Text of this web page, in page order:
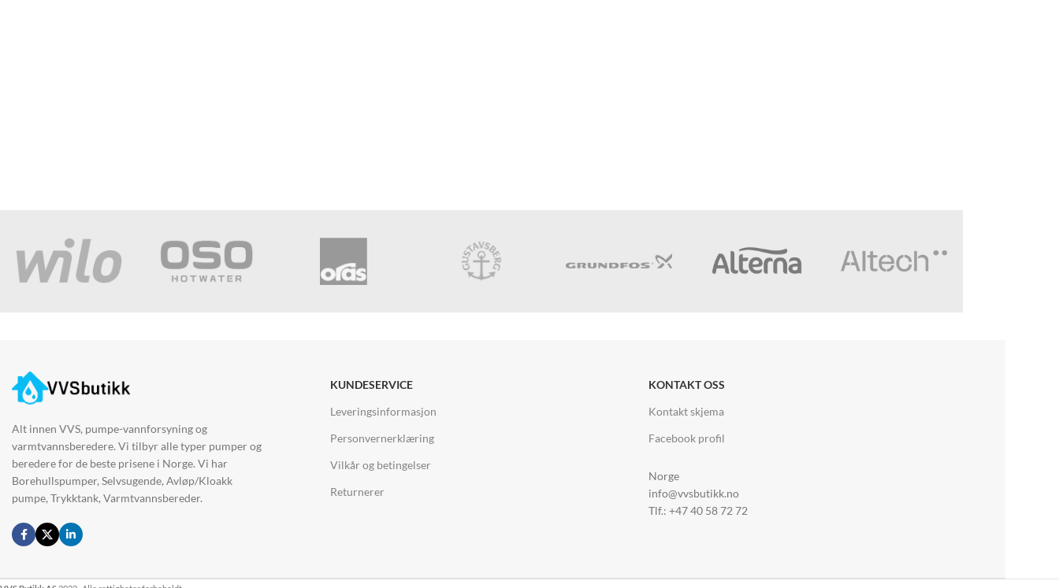
Alt innen VVS, pumpe-vannforsyning og
varmtvannsberedere. Vi tilbyr alle typer pumper og
beredere for de beste prisene i Norge. Vi har
Borehullspumper, Selvsugende, Avløp/Kloakk
pumpe, Trykktank, Varmtvannsbereder.
KUNDESERVICE
Leveringsinformasjon
Personvernerklæring
Vilkår og betingelser
Returnerer
KONTAKT OSS
Kontakt skjema
Facebook profil
Norge
info@vvsbutikk.no
Tlf.: +47 40 58 72 72